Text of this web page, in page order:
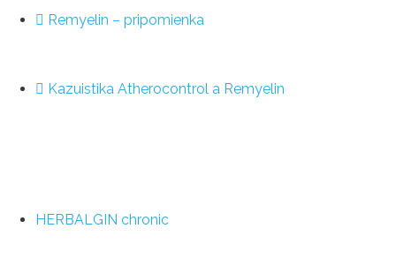
Remyelin – pripomienka
Kazuistika Atherocontrol a Remyelin
HERBALGIN chronic